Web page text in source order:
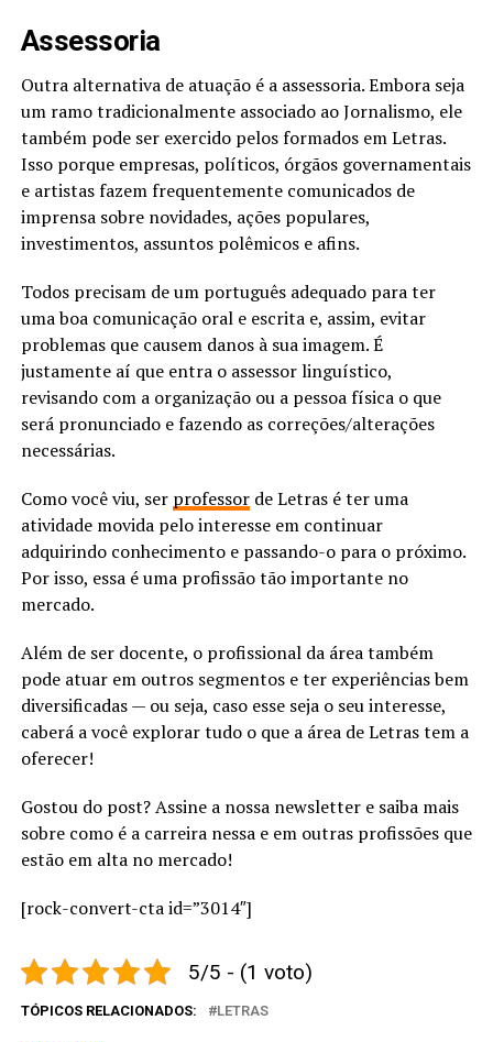
Assessoria
Outra alternativa de atuação é a assessoria. Embora seja
um ramo tradicionalmente associado ao Jornalismo, ele
também pode ser exercido pelos formados em Letras.
Isso porque empresas, políticos, órgãos governamentais
e artistas fazem frequentemente comunicados de
imprensa sobre novidades, ações populares,
investimentos, assuntos polêmicos e afins.
Todos precisam de um português adequado para ter
uma boa comunicação oral e escrita e, assim, evitar
problemas que causem danos à sua imagem. É
justamente aí que entra o assessor linguístico,
revisando com a organização ou a pessoa física o que
será pronunciado e fazendo as correções/alterações
necessárias.
Como você viu, ser professorde Letras é ter uma
atividade movida pelo interesse em continuar
adquirindo conhecimento e passando-o para o próximo.
Por isso, essa é uma profissão tão importante no
mercado.
Além de ser docente, o profissional da área também
pode atuar em outros segmentos e ter experiências bem
diversificadas — ou seja, caso esse seja o seu interesse,
caberá a você explorar tudo o que a área de Letras tem a
oferecer!
Gostou do post? Assine a nossa newsletter e saiba mais
sobre como é a carreira nessa e em outras profissões que
estão em alta no mercado!
[rock-convert-cta id=”3014″]
5/5 - (1 voto)
TÓPICOS RELACIONADOS: LETRAS